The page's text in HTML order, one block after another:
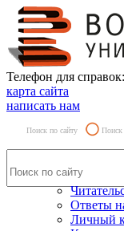
Телефон для
карта сайта
написать нам
Поиск по сайту Поиск
Ответы
Личный